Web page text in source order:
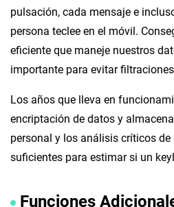
pulsación, cada mensaje e
persona teclee en el móvil.
eficiente que maneje nuestros
importante para evitar
Los años que lleva en
encriptación de datos y
personal y los análisis críticos de
suficientes para estimar si un
Funciones